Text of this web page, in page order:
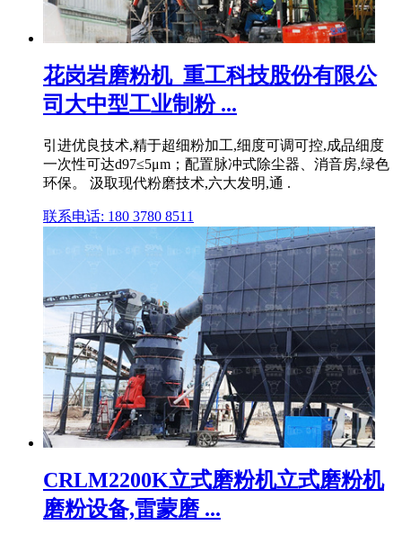
花岗岩磨粉机_重工科技股份有限公
司大中型工业制粉 ...
引进优良技术,精于超细粉加工,细度可调可控,成品细度
一次性可达d97≤5μm；配置脉冲式除尘器、消音房,绿色
环保。 汲取现代粉磨技术,六大发明,通 .
联系电话: 180 3780 8511
CRLM2200K立式磨粉机立式磨粉机
磨粉设备,雷蒙磨 ...